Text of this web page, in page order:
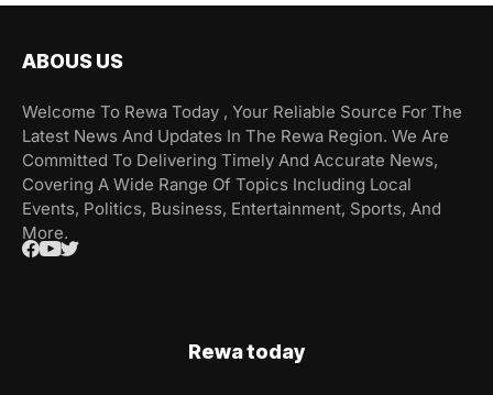
ABOUS US
Welcome To Rewa Today , Your Reliable Source For The
Latest News And Updates In The Rewa Region. We Are
Committed To Delivering Timely And Accurate News,
Covering A Wide Range Of Topics Including Local
Events, Politics, Business, Entertainment, Sports, And
More.
Rewa today